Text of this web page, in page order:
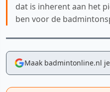
dat is inherent aan het
ben voor de
Maak badmintonline.nl